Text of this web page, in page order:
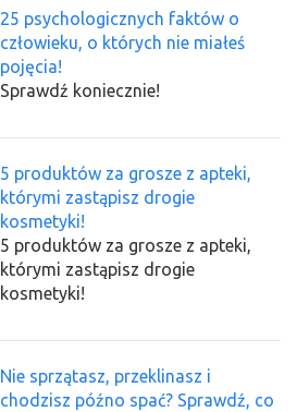
25 psychologicznych faktów o
człowieku, o których nie miałeś
pojęcia!
Sprawdź koniecznie!
5 produktów za grosze z apteki,
którymi zastąpisz drogie
kosmetyki!
5 produktów za grosze z apteki,
którymi zastąpisz drogie
kosmetyki!
Nie sprzątasz, przeklinasz i
chodzisz późno spać? Sprawdź, co